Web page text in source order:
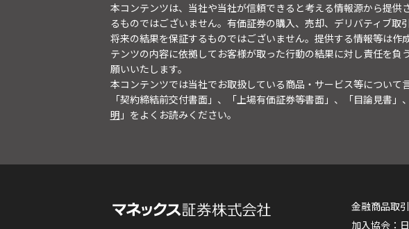
本コンテンツは、当社や当社が信頼できると考える情報源から提
るものではございません。有価証券の購入、売却、デリバティブ取
将来の結果を保証するものではございません。提供する情報等は
テンツの内容に依拠してお客様が取った行動の結果に対し責任を
願いいたします。
本コンテンツでは当社でお取扱している商品・サービス等につい
「契約締結前交付書面」、「上場有価証券等書面」、「目論見書
明 」をよくお読みください。
金融商品取